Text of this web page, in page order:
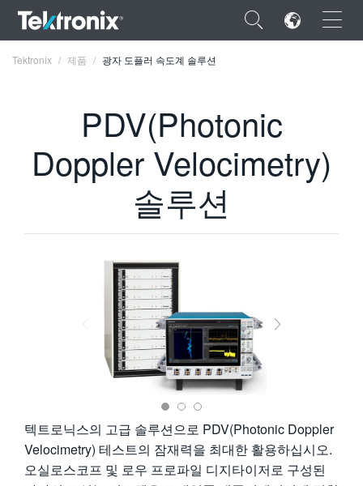
×
ENGLISH
Tektronix 제품 광자 도플러 속도계 솔루션
PDV(Photonic
Doppler Velocimetry)
솔루션
텍트로닉스의 고급 솔루션으로 PDV(Photonic Doppler
Velocimetry) 테스트의 잠재력을 최대한 활용하십시오.
오실로스코프 및 로우 프로파일 디지타이저로 구성된